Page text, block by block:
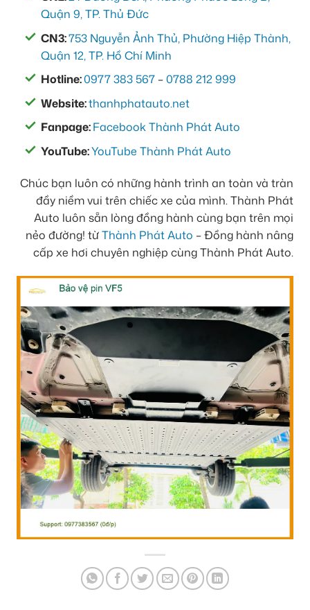
Quận 9, TP. Thủ Đức
CN3:753 Nguyễn Ảnh Thủ, Phường Hiệp Thành,
Quận 12, TP. Hồ Chí Minh
Hotline:0977 383 567 –0788 212 999
Website:thanhphatauto.net
Fanpage:Facebook Thành Phát Auto
YouTube:YouTube Thành Phát Auto
Chúc bạn luôn có những hành trình an toàn và tràn
đầy niềm vui trên chiếc xe của mình. Thành Phát
Auto luôn sẵn lòng đồng hành cùng bạn trên mọi
nẻo đường! từThành Phát Auto – Đồng hành nâng
cấp xe hơi chuyên nghiệp cùng Thành Phát Auto.